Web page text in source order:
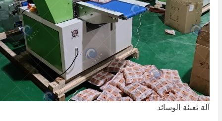
آلة تعبئة الوسائد